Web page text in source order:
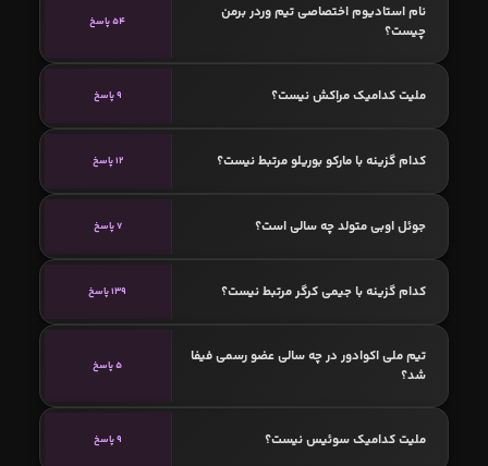
نام استادیوم اختصاصی تیم وردر برمن
چیست؟
54 پاسخ
ملیت کدامیک مراکش نیست؟ 9 پاسخ
کدام گزینه با مارکو بوریلو مرتبط نیست؟ 12 پاسخ
جوئل اوبی متولد چه سالی است؟ 7 پاسخ
کدام گزینه با جیمی کرگر مرتبط نیست؟ 139 پاسخ
تیم ملی اکوادور در چه سالی عضو رسمی فیفا
شد؟
5 پاسخ
ملیت کدامیک سوئیس نیست؟ 9 پاسخ